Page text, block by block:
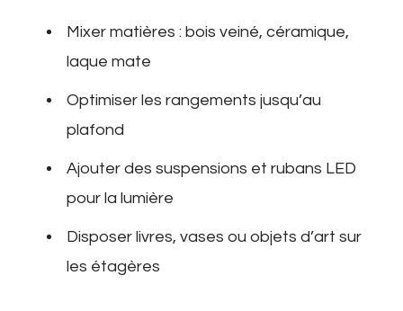
Mixer matières : bois veiné, céramique,
laque mate
Optimiser les rangements jusqu’au
plafond
Ajouter des suspensions et rubans LED
pour la lumière
Disposer livres, vases ou objets d’art sur
les étagères